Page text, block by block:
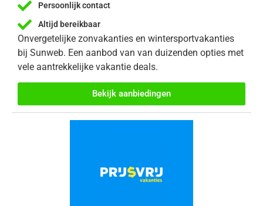
Persoonlijk contact
Altijd bereikbaar
Onvergetelijke zonvakanties en wintersportvakanties
bij Sunweb. Een aanbod van van duizenden opties met
vele aantrekkelijke vakantie deals.
Bekijk aanbiedingen